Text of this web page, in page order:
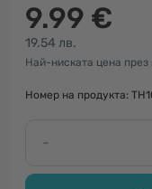
9.99 €
19.54 лв.
Най-ниската цена през
Номер на продукта:
-